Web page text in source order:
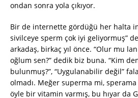
ondan sonra yola çıkıyor.
Bir de internette gördüğü her halta
sivilceye sperm çok iyi geliyormuş”
arkadaş, birkaç yıl önce. “Olur mu
oğlum sen?” dedik biz buna. “Kim
bulunmuş?”, “Uygulanabilir değil”
olmadı. Meğer superma mi, sperama
öyle bir vitamin varmış, bu hıyar da